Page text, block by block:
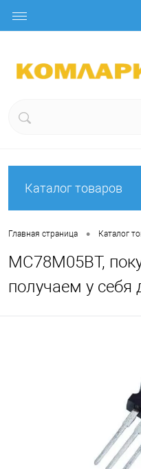
Каталог товаров
Главная страница • Каталог
MC78M05BT,
получаем у себя